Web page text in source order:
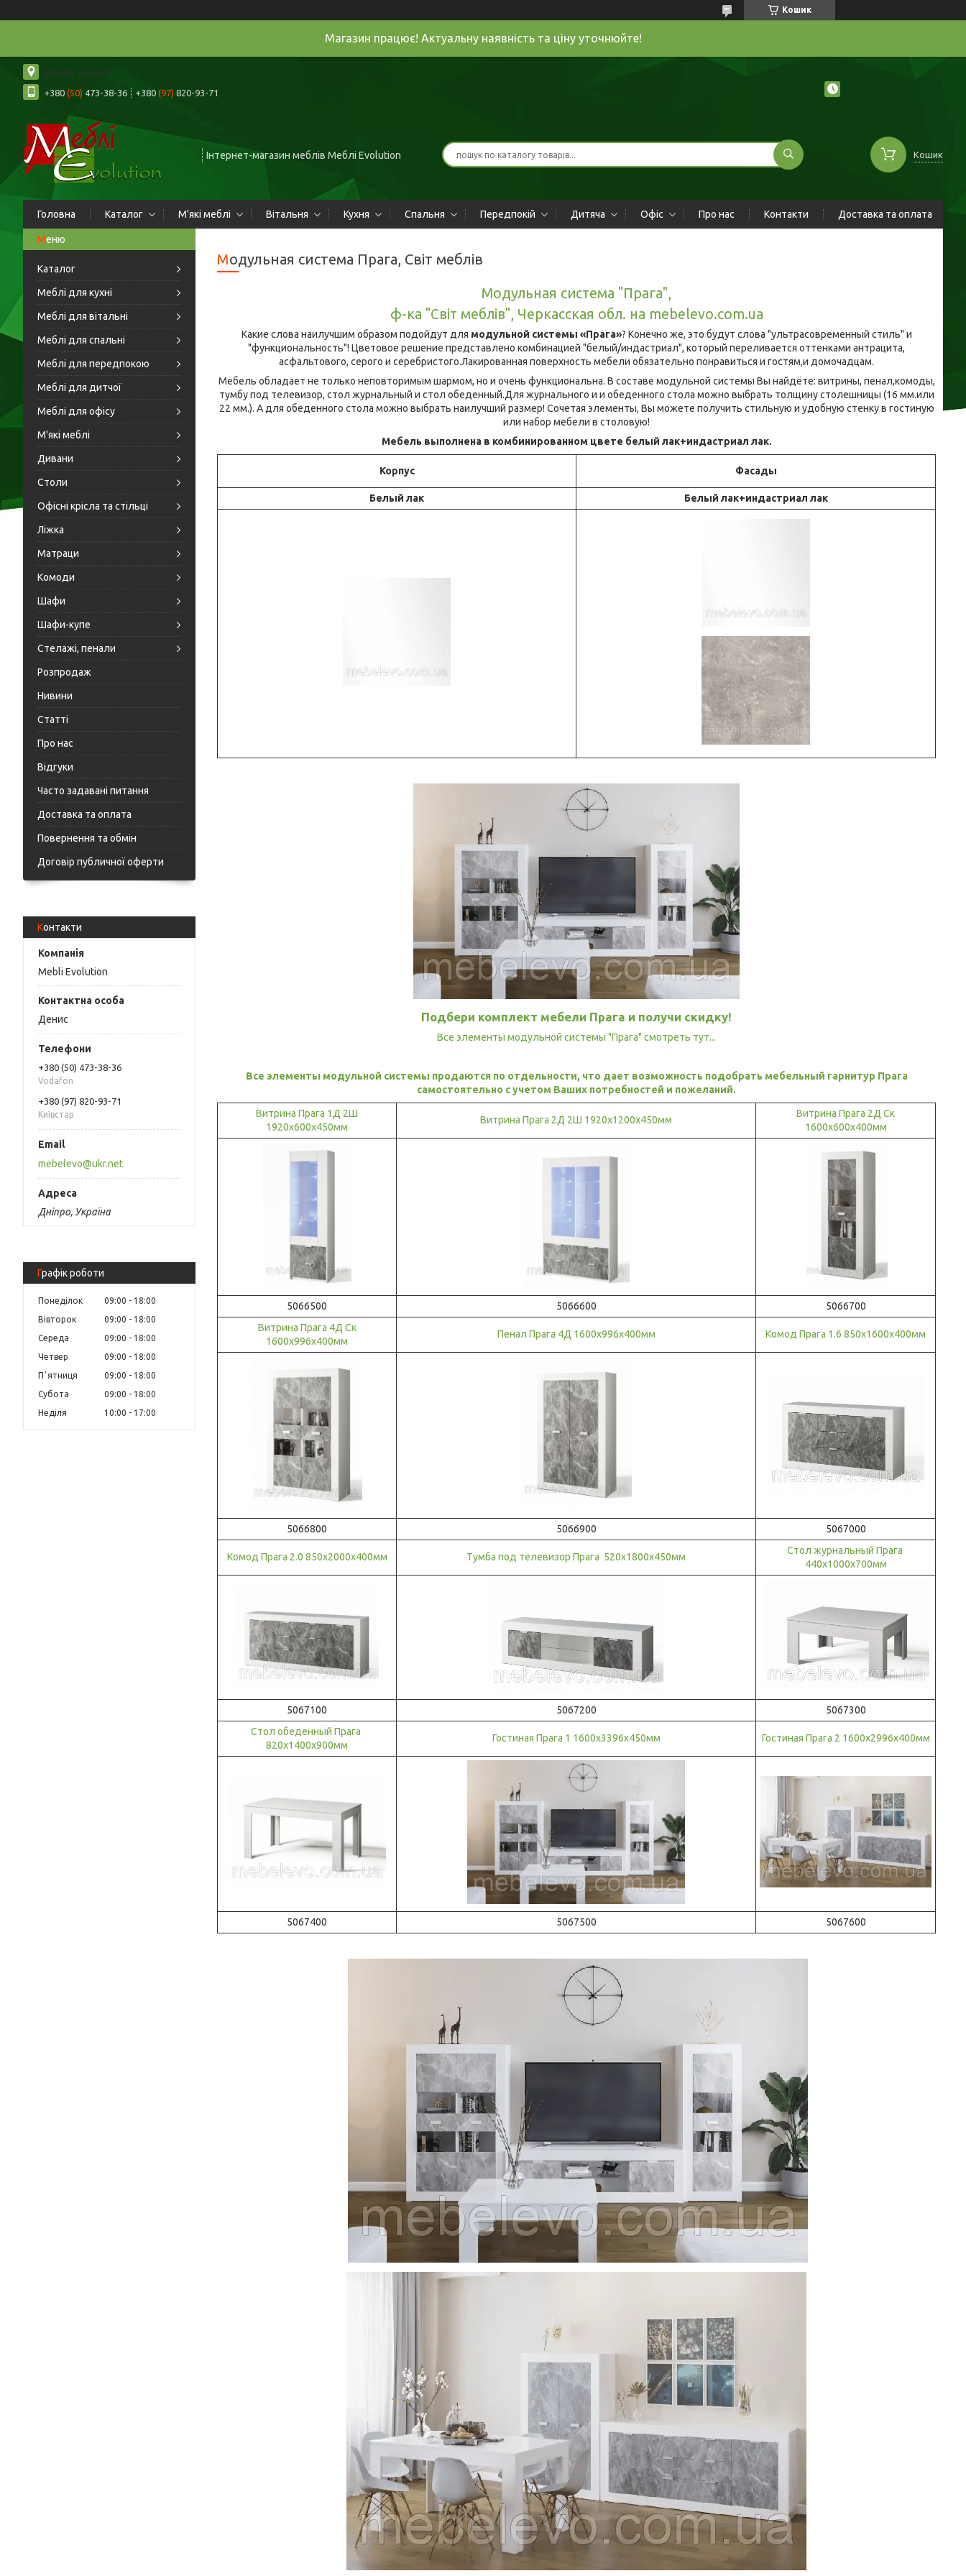
Кошик
Магазин працює! Актуальну наявність та ціну уточнюйте!
Дніпро, Україна
+380 (50) 473-38-36 +380 (97) 820-93-71
Інтернет-магазин меблів Меблі Evolution Кошик
Головна Каталог М'які меблі Вітальня Кухня Спальня Передпокій Дитяча Офіс Про нас Контакти Доставка та оплата
Каталог
Меблі для кухні
Меблі для вітальні
Меблі для спальні
Меблі для передпокою
Меблі для дитчої
Меблі для офісу
М'які меблі
Дивани
Столи
Офісні крісла та стільці
Ліжка
Матраци
Комоди
Шафи
Шафи-купе
Стелажі, пенали
Розпродаж
Нивини
Статті
Про нас
Відгуки
Часто задавані питання
Доставка та оплата
Повернення та обмін
Договір публичної оферти
Контакти
Mebli Evolution
Денис
+380 (50) 473-38-36
Vodafon
+380 (97) 820-93-71
Київстар
mebelevo@ukr.net
Дніпро, Україна
Графік роботи
Понеділок 09:00
18:00
Вівторок
09:00
18:00
Середа
09:00
18:00
Четвер
09:00
18:00
Пʼятниця
09:00
18:00
Субота
09:00
18:00
Неділя
10:00 17:00
Модульная система Прага, Світ меблів
Модульная система "Прага",
ф-ка "Світ меблів", Черкасская обл. на mebelevo.com.ua
Какие слова наилучшим образом подойдут для модульной системы «Прага»? Конечно же, это будут слова "ультрасовременный стиль" и
"функциональность"! Цветовое решение представлено комбинацией "белый/индастриал", который переливается оттенками антрацита,
асфальтового, серого и серебристого.Лакированная поверхность мебели обязательно понравиться и гостям,и домочадцам.
Мебель обладает не только неповторимым шармом, но и очень функциональна. В составе модульной системы Вы найдёте: витрины, пенал,комоды,
тумбу под телевизор, стол журнальный и стол обеденный.Для журнального и и обеденного стола можно выбрать толщину столешницы (16 мм.или
22 мм.). А для обеденного стола можно выбрать наилучший размер! Сочетая элементы, Вы можете получить стильную и удобную стенку в гостиную
или набор мебели в столовую!
Мебель выполнена в комбинированном цвете белый лак+индастриал лак.
Корпус Фасады
Белый лак Белый лак+индастриал лак
Подбери комплект мебели Прага и получи скидку!
Все элементы модульной системы "Прага" смотреть тут...
Все элементы модульной системы продаются по отдельности, что дает возможность подобрать мебельный гарнитур Прага
самостоятельно с учетом Ваших потребностей и пожеланий.
Витрина Прага 1Д 2Ш
1920х600х450мм
Витрина Прага 2Д 2Ш 1920х1200х450мм
Витрина Прага 2Д Ск
1600х600х400мм
5066500 5066600
5066700
Витрина Прага 4Д Ск
1600х996х400мм
Пенал Прага 4Д 1600х996х400мм Комод Прага 1.6 850х1600х400мм
5066800 5066900 5067000
Комод Прага 2.0 850х2000х400мм Тумба под телевизор Прага 520х1800х450мм
Стол журнальный Прага
440х1000х700мм
5067100 5067200
5067300
Стол обеденный Прага
820х1400х900мм
Гостиная Прага 1 1600х3396х450мм Гостиная Прага 2 1600х2996х400мм
5067400 5067500 5067600